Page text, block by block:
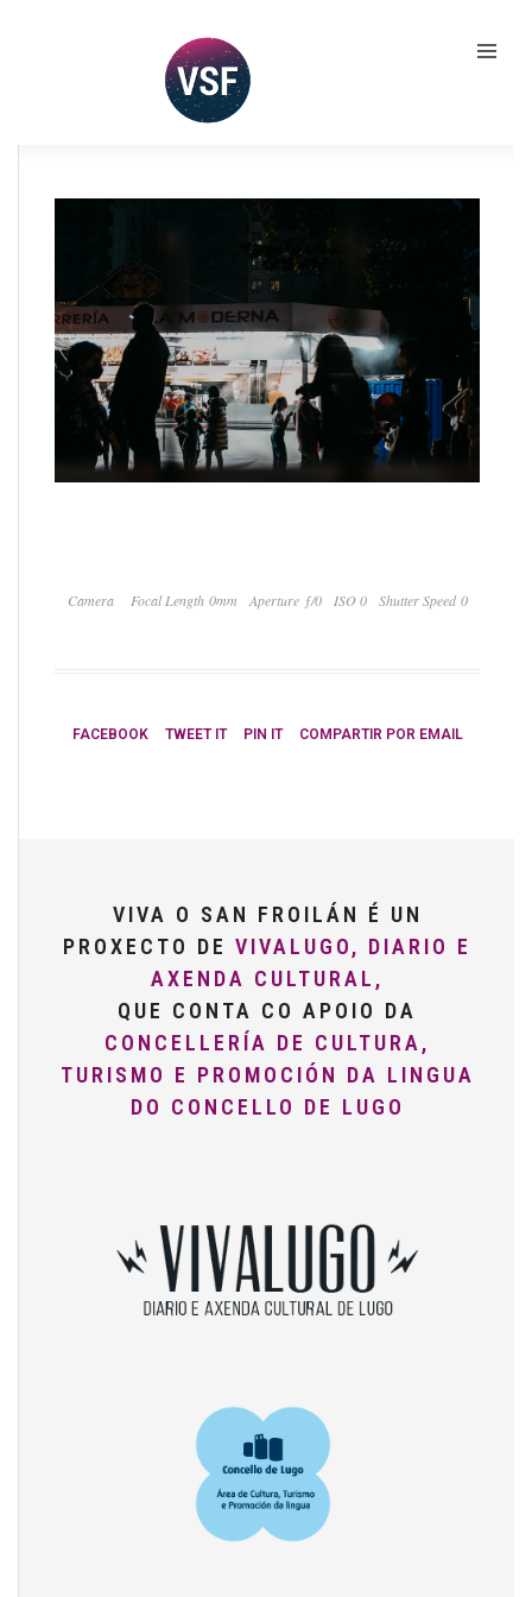
Camera Focal Length 0mm Aperture ƒ/0 ISO 0 Shutter Speed 0
FACEBOOK TWEET IT PIN IT COMPARTIR POR EMAIL
VIVA O SAN FROILÁN É UN
PROXECTO DE VIVALUGO, DIARIO E
AXENDA CULTURAL,
QUE CONTA CO APOIO DA
CONCELLERÍA DE CULTURA,
TURISMO E PROMOCIÓN DA LINGUA
DO CONCELLO DE LUGO